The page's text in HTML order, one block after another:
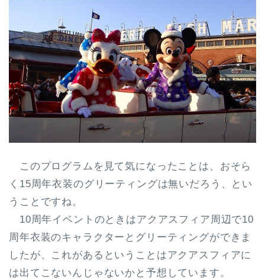
このプログラムを見て気になったことは、おそら
く15周年衣装のグリーティングは無いだろう、とい
うことですね。
10周年イベントのときはアクアスフィア周辺で10
周年衣装のキャラクターとグリーティングができま
したが、これがあるということはアクアスフィアに
は出てこないんじゃないかと予想しています。